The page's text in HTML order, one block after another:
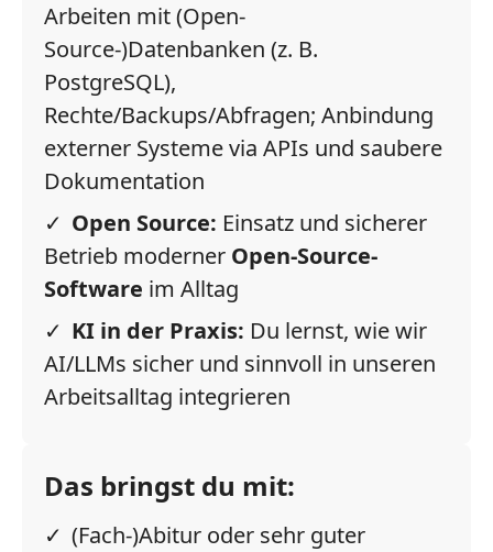
Arbeiten mit (Open-
Source-)Datenbanken (z. B.
PostgreSQL),
Rechte/Backups/Abfragen; Anbindung
externer Systeme via APIs und saubere
Dokumentation
Open Source: Einsatz und sicherer
Betrieb moderner Open-Source-
Software im Alltag
KI in der Praxis: Du lernst, wie wir
AI/LLMs sicher und sinnvoll in unseren
Arbeitsalltag integrieren
Das bringst du mit:
(Fach-)Abitur oder sehr guter